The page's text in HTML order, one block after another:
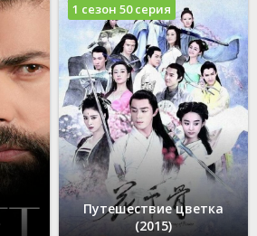
Путешествие цветка
(2015)
1 сезон 50 серия